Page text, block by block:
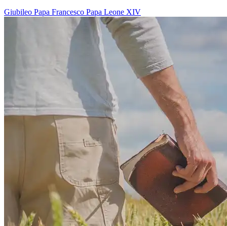
Giubileo Papa Francesco Papa Leone XIV